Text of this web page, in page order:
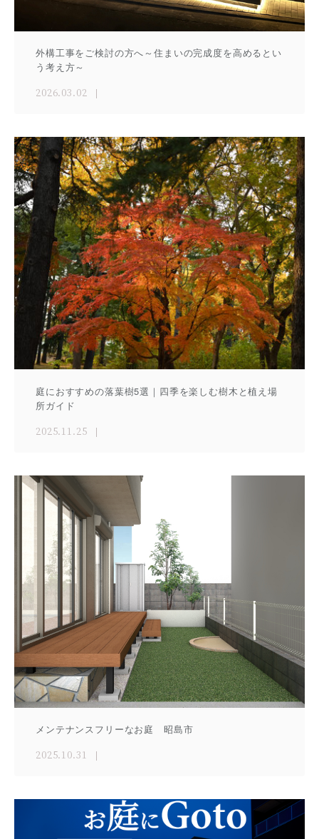
外構工事をご検討の方へ～住まいの完成度を高めるとい
う考え方～
2026.03.02
庭におすすめの落葉樹5選｜四季を楽しむ樹木と植え場
所ガイド
2025.11.25
メンテナンスフリーなお庭 昭島市
2025.10.31